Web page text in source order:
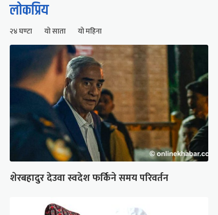
लोकप्रिय
२४ घण्टा यो साता यो महिना
शेरबहादुर देउवा स्वदेश फर्किने समय परिवर्तन